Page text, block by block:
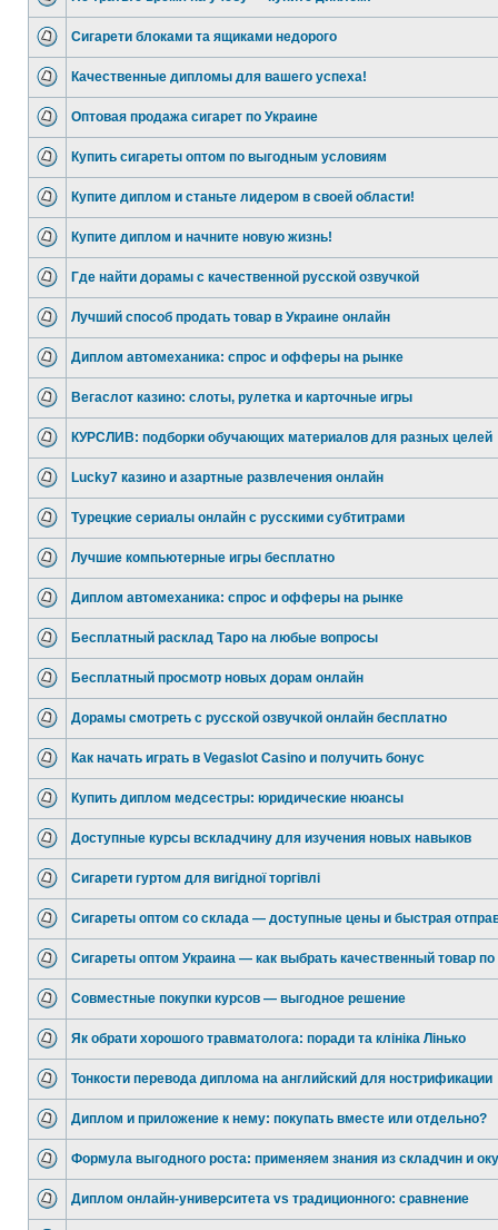
Сигарети блоками та ящиками недорого
Качественные дипломы для вашего успеха!
Оптовая продажа сигарет по Украине
Купить сигареты оптом по выгодным условиям
Купите диплом и станьте лидером в своей области!
Купите диплом и начните новую жизнь!
Где найти дорамы с качественной русской озвучкой
Лучший способ продать товар в Украине онлайн
Диплом автомеханика: спрос и офферы на рынке
Вегаслот казино: слоты, рулетка и карточные игры
КУРСЛИВ: подборки обучающих материалов для разных целей
Lucky7 казино и азартные развлечения онлайн
Турецкие сериалы онлайн с русскими субтитрами
Лучшие компьютерные игры бесплатно
Диплом автомеханика: спрос и офферы на рынке
Бесплатный расклад Таро на любые вопросы
Бесплатный просмотр новых дорам онлайн
Дорамы смотреть с русской озвучкой онлайн бесплатно
Как начать играть в Vegaslot Casino и получить бонус
Купить диплом медсестры: юридические нюансы
Доступные курсы вскладчину для изучения новых навыков
Сигарети гуртом для вигідної торгівлі
Сигареты оптом со склада — доступные цены и быстрая
Сигареты оптом Украина — как выбрать качественный товар по
Совместные покупки курсов — выгодное решение
Як обрати хорошого травматолога: поради та клініка Лінько
Тонкости перевода диплома на английский для нострификации
Диплом и приложение к нему: покупать вместе или отдельно?
Формула выгодного роста: применяем знания из складчин и
Диплом онлайн-университета vs традиционного: сравнение